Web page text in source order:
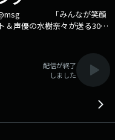
@msg 「みんなが笑顔
＆声優の水樹奈々が送る30分
ントは「@joqrpr」 文化
1134joqr」 文化放
配信が終了
しました